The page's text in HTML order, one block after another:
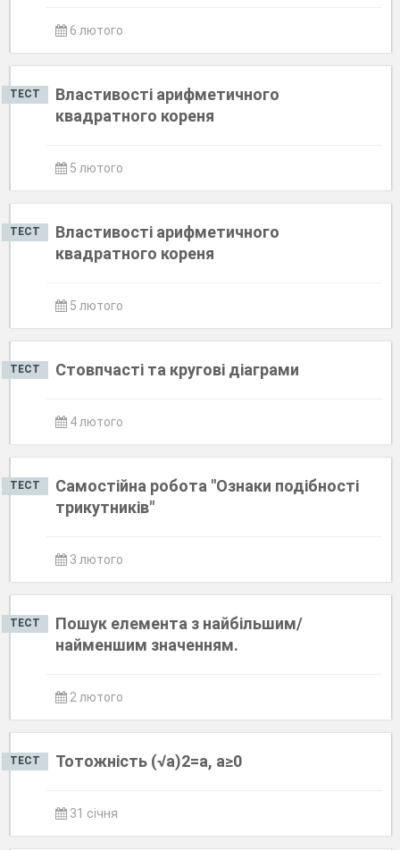
6 лютого
ТЕСТ
Властивості арифметичного
квадратного кореня
5 лютого
ТЕСТ
Властивості арифметичного
квадратного кореня
5 лютого
ТЕСТ Стовпчасті та кругові діаграми
4 лютого
ТЕСТ
Самостійна робота "Ознаки подібності
трикутників"
3 лютого
ТЕСТ
Пошук елемента з найбільшим/
найменшим значенням.
2 лютого
ТЕСТ Тотожність (√a)2=a, a≥0
31 січня